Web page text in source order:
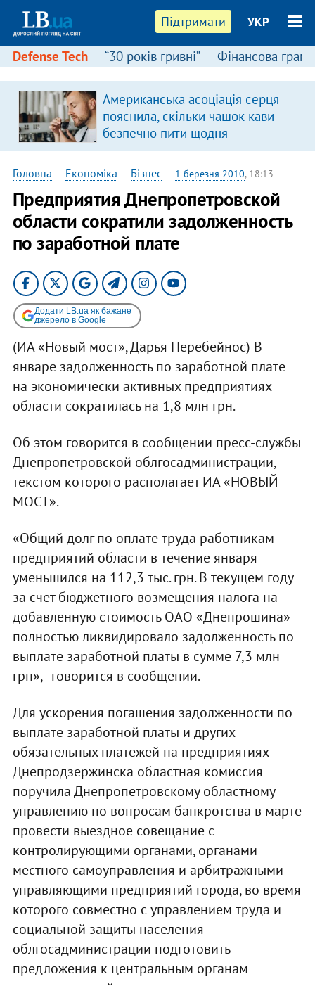
Підтримати УКР
Defense Tech “30 років гривні” Фінансова
Американська асоціація серця
пояснила, скільки чашок кави
безпечно пити щодня
Головна — Економіка — Бізнес— 1 березня 2010, 18:13
Предприятия Днепропетровской
области сократили задолженность
по заработной плате
Додати LB.ua як бажане
джерело в Google
(ИА «Новый мост», Дарья Перебейнос) В
январе задолженность по заработной плате
на экономически активных предприятиях
области сократилась на 1,8 млн грн.
Об этом говорится в сообщении пресс-службы
Днепропетровской облгосадминистрации,
текстом которого располагает ИА «НОВЫЙ
МОСТ».
«Общий долг по оплате труда работникам
предприятий области в течение января
уменьшился на 112,3 тыс. грн. В текущем году
за счет бюджетного возмещения налога на
добавленную стоимость ОАО «Днепрошина»
полностью ликвидировало задолженность по
выплате заработной платы в сумме 7,3 млн
грн», - говорится в сообщении.
Для ускорения погашения задолженности по
выплате заработной платы и других
обязательных платежей на предприятиях
Днепродзержинска областная комиссия
поручила Днепропетровскому областному
управлению по вопросам банкротства в марте
провести выездное совещание с
контролирующими органами, органами
местного самоуправления и арбитражными
управляющими предприятий города, во время
которого совместно с управлением труда и
социальной защиты населения
облгосадминистрации подготовить
предложения к центральным органам